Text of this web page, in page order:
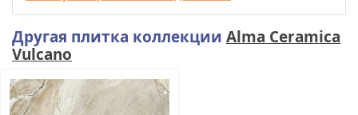
Другая плитка коллекции Alma Ceramica
Vulcano